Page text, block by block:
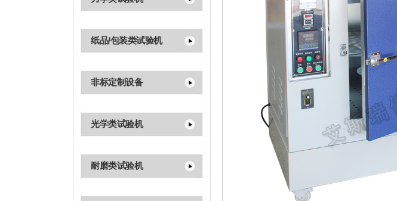
纸品/包装类试验机
非标定制设备
光学类试验机
耐磨类试验机